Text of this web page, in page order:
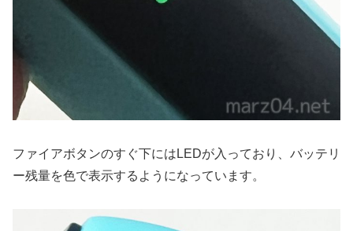
ファイアボタンのすぐ下にはLEDが入っており、バッテリ
ー残量を色で表示するようになっています。